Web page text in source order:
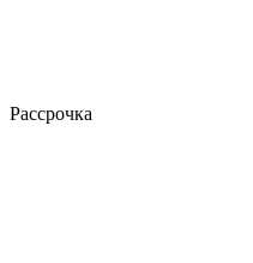
Рассрочка